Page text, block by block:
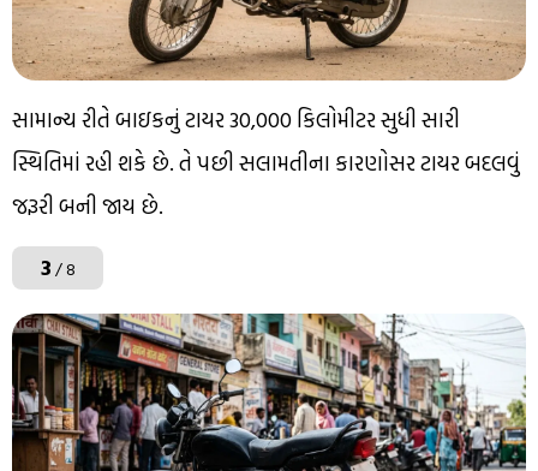
સામાન્ય રીતે બાઇકનું ટાયર 30,000 કિલોમીટર સુધી સારી
સ્થિતિમાં રહી શકે છે. તે પછી સલામતીના કારણોસર ટાયર બદલવું
જરૂરી બની જાય છે.
3/ 8